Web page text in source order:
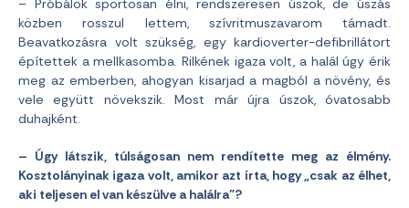
– Próbálok sportosan élni, rendszeresen úszok, de úszás
közben rosszul lettem, szívritmuszavarom támadt.
Beavatkozásra volt szükség, egy kardioverter-defibrillátort
építettek a mellkasomba. Rilkének igaza volt, a halál úgy érik
meg az emberben, ahogyan kisarjad a magból a növény, és
vele együtt növekszik. Most már újra úszok, óvatosabb
duhajként.
– Úgy látszik, túlságosan nem rendítette meg az élmény.
Kosztolányinak igaza volt, amikor azt írta, hogy „csak az élhet,
aki teljesen el van készülve a halálra”?